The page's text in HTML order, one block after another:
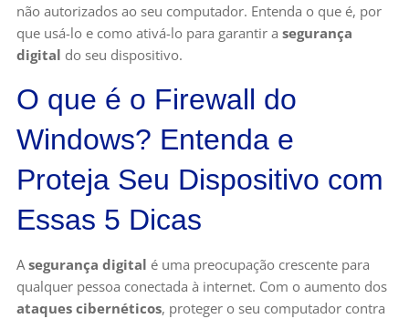
não autorizados ao seu computador. Entenda o que é, por
que usá-lo e como ativá-lo para garantir a segurança
digital do seu dispositivo.
O que é o Firewall do
Windows? Entenda e
Proteja Seu Dispositivo com
Essas 5 Dicas
Asegurança digital é uma preocupação crescente para
qualquer pessoa conectada à internet. Com o aumento dos
ataques cibernéticos, proteger o seu computador contra